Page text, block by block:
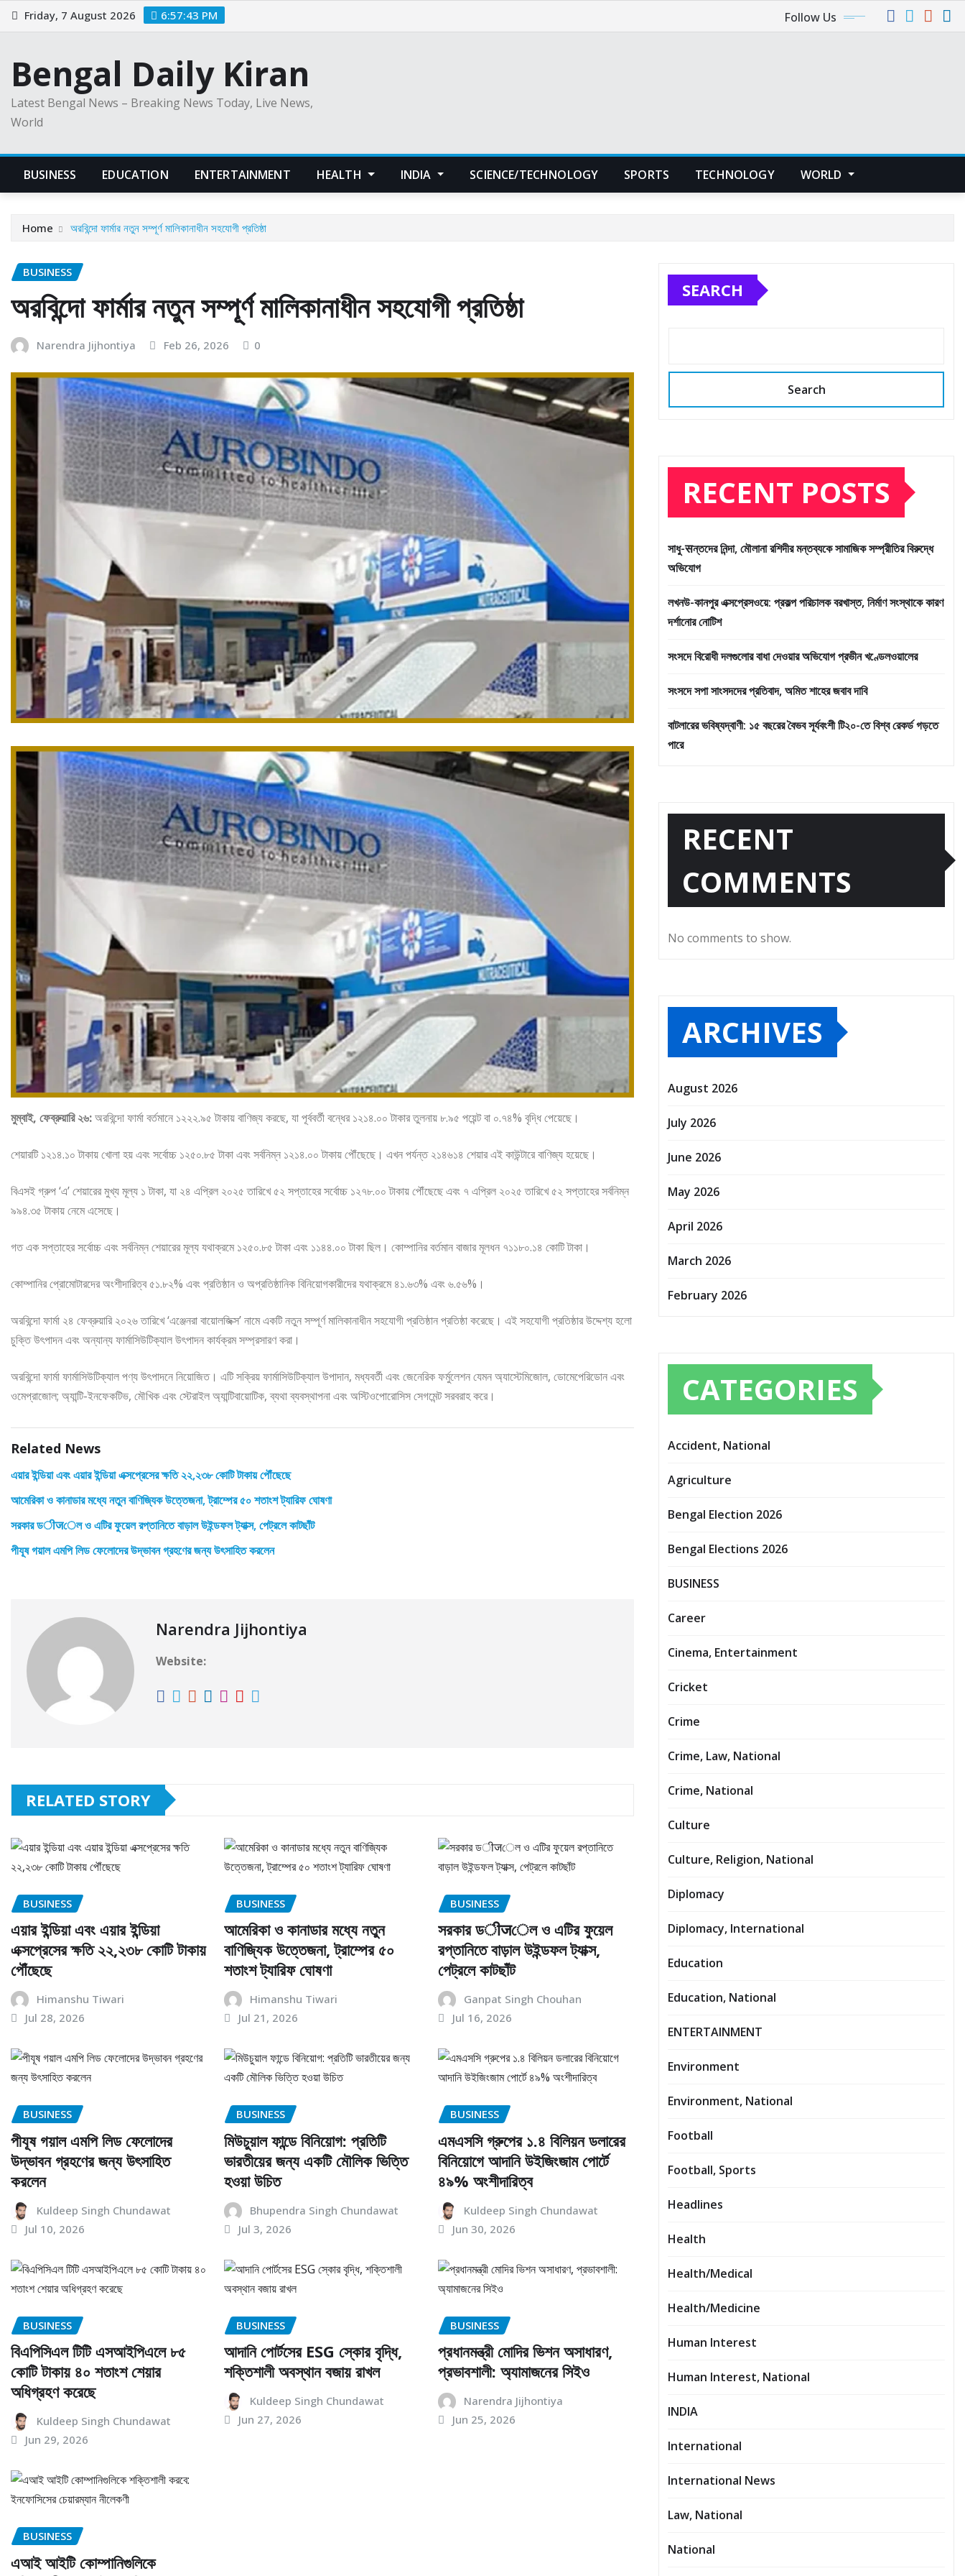
Skip
to
Friday, 7 August 2026 6:57:44 PM Follow Us
Bengal Daily Kiran
Latest Bengal News – Breaking News Today, Live News,
World
BUSINESS EDUCATION ENTERTAINMENT HEALTH INDIA SCIENCE/TECHNOLOGY SPORTS TECHNOLOGY WORLD
Home অরবিন্দো ফার্মার নতুন সম্পূর্ণ মালিকানাধীন সহযোগী প্রতিষ্ঠা
BUSINESS
অরবিন্দো ফার্মার নতুন সম্পূর্ণ মালিকানাধীন সহযোগী প্রতিষ্ঠা
Narendra Jijhontiya Feb 26, 2026 0
মুম্বাই, ফেব্রুয়ারি ২৬:অরবিন্দো ফার্মা বর্তমানে ১২২২.৯৫ টাকায় বাণিজ্য করছে, যা পূর্ববর্তী বন্ধের ১২১৪.০০ টাকার তুলনায় ৮.৯৫ পয়েন্ট বা ০.৭৪% বৃদ্ধি পেয়েছে।
শেয়ারটি ১২১৪.১০ টাকায় খোলা হয় এবং সর্বোচ্চ ১২৫০.৮৫ টাকা এবং সর্বনিম্ন ১২১৪.০০ টাকায় পৌঁছেছে। এখন পর্যন্ত ২১৪৬১৪ শেয়ার এই কাউন্টারে বাণিজ্য হয়েছে।
বিএসই গ্রুপ ‘এ’ শেয়ারের মুখ্য মূল্য ১ টাকা, যা ২৪ এপ্রিল ২০২৫ তারিখে ৫২ সপ্তাহের সর্বোচ্চ ১২৭৮.০০ টাকায় পৌঁছেছে এবং ৭ এপ্রিল ২০২৫ তারিখে ৫২ সপ্তাহের সর্বনিম্ন
৯৯৪.৩৫ টাকায় নেমে এসেছে।
গত এক সপ্তাহের সর্বোচ্চ এবং সর্বনিম্ন শেয়ারের মূল্য যথাক্রমে ১২৫০.৮৫ টাকা এবং ১১৪৪.০০ টাকা ছিল। কোম্পানির বর্তমান বাজার মূলধন ৭১১৮০.১৪ কোটি টাকা।
কোম্পানির প্রোমোটারদের অংশীদারিত্ব ৫১.৮২% এবং প্রতিষ্ঠান ও অপ্রতিষ্ঠানিক বিনিয়োগকারীদের যথাক্রমে ৪১.৬৩% এবং ৬.৫৬%।
অরবিন্দো ফার্মা ২৪ ফেব্রুয়ারি ২০২৬ তারিখে ‘এঞ্জেনরা বায়োলজিক্স’ নামে একটি নতুন সম্পূর্ণ মালিকানাধীন সহযোগী প্রতিষ্ঠান প্রতিষ্ঠা করেছে। এই সহযোগী প্রতিষ্ঠার উদ্দেশ্য হলো
চুক্তি উৎপাদন এবং অন্যান্য ফার্মাসিউটিক্যাল উৎপাদন কার্যক্রম সম্প্রসারণ করা।
অরবিন্দো ফার্মা ফার্মাসিউটিক্যাল পণ্য উৎপাদনে নিয়োজিত। এটি সক্রিয় ফার্মাসিউটিক্যাল উপাদান, মধ্যবর্তী এবং জেনেরিক ফর্মুলেশন যেমন অ্যাস্টেমিজোল, ডোমেপেরিডোন এবং
ওমেপ্রাজোল; অ্যান্টি-ইনফেকটিভ, মৌখিক এবং স্টেরাইল অ্যান্টিবায়োটিক, ব্যথা ব্যবস্থাপনা এবং অস্টিওপোরোসিস সেগমেন্ট সরবরাহ করে।
Related News
এয়ার ইন্ডিয়া এবং এয়ার ইন্ডিয়া এক্সপ্রেসের ক্ষতি ২২,২৩৮ কোটি টাকায় পৌঁছেছে
আমেরিকা ও কানাডার মধ্যে নতুন বাণিজ্যিক উত্তেজনা, ট্রাম্পের ৫০ শতাংশ ট্যারিফ ঘোষণা
সরকার ডीजেল ও এটির ফুয়েল রপ্তানিতে বাড়াল উইন্ডফল ট্যাক্স, পেট্রলে কাটছাঁট
পীযূষ গয়াল এমপি লিড ফেলোদের উদ্ভাবন গ্রহণের জন্য উৎসাহিত করলেন
Narendra Jijhontiya
Website:
RELATED STORY
BUSINESS
এয়ার ইন্ডিয়া এবং এয়ার ইন্ডিয়া
এক্সপ্রেসের ক্ষতি ২২,২৩৮ কোটি টাকায়
পৌঁছেছে
Himanshu Tiwari
Jul 28, 2026
BUSINESS
আমেরিকা ও কানাডার মধ্যে নতুন
বাণিজ্যিক উত্তেজনা, ট্রাম্পের ৫০
শতাংশ ট্যারিফ ঘোষণা
Himanshu Tiwari
Jul 21, 2026
BUSINESS
সরকার ডीजেল ও এটির ফুয়েল
রপ্তানিতে বাড়াল উইন্ডফল ট্যাক্স,
পেট্রলে কাটছাঁট
Ganpat Singh Chouhan
Jul 16, 2026
BUSINESS
পীযূষ গয়াল এমপি লিড ফেলোদের
উদ্ভাবন গ্রহণের জন্য উৎসাহিত
করলেন
Kuldeep Singh Chundawat
Jul 10, 2026
BUSINESS
মিউচুয়াল ফান্ডে বিনিয়োগ: প্রতিটি
ভারতীয়ের জন্য একটি মৌলিক ভিত্তি
হওয়া উচিত
Bhupendra Singh Chundawat
Jul 3, 2026
BUSINESS
এমএসসি গ্রুপের ১.৪ বিলিয়ন ডলারের
বিনিয়োগে আদানি উইজিংজাম পোর্টে
৪৯% অংশীদারিত্ব
Kuldeep Singh Chundawat
Jun 30, 2026
BUSINESS
বিএপিসিএল টিটি এসআইপিএলে ৮৫
কোটি টাকায় ৪০ শতাংশ শেয়ার
অধিগ্রহণ করেছে
Kuldeep Singh Chundawat
Jun 29, 2026
BUSINESS
আদানি পোর্টসের ESG স্কোর বৃদ্ধি,
শক্তিশালী অবস্থান বজায় রাখল
Kuldeep Singh Chundawat
Jun 27, 2026
BUSINESS
প্রধানমন্ত্রী মোদির ভিশন অসাধারণ,
প্রভাবশালী: অ্যামাজনের সিইও
Narendra Jijhontiya
Jun 25, 2026
BUSINESS
এআই আইটি কোম্পানিগুলিকে
SEARCH
Search
RECENT POSTS
সাধু-सন্তদের নিন্দা, মৌলানা রশিদীর মন্তব্যকে সামাজিক সম্প্রীতির বিরুদ্ধে
অভিযোগ
লখনউ-কানপুর এক্সপ্রেসওয়ে: প্রকল্প পরিচালক বরখাস্ত, নির্মাণ সংস্থাকে কারণ
দর্শানোর নোটিশ
সংসদে বিরোধী দলগুলোর বাধা দেওয়ার অভিযোগ প্রভীন খণ্ডেলওয়ালের
সংসদে সপা সাংসদদের প্রতিবাদ, অমিত শাহের জবাব দাবি
বাটলারের ভবিষ্যদ্বাণী: ১৫ বছরের বৈভব সূর্যবংশী টি২০-তে বিশ্ব রেকর্ড গড়তে
পারে
RECENT
COMMENTS
No comments to show.
ARCHIVES
August 2026
July 2026
June 2026
May 2026
April 2026
March 2026
February 2026
CATEGORIES
Accident, National
Agriculture
Bengal Election 2026
Bengal Elections 2026
BUSINESS
Career
Cinema, Entertainment
Cricket
Crime
Crime, Law, National
Crime, National
Culture
Culture, Religion, National
Diplomacy
Diplomacy, International
Education
Education, National
ENTERTAINMENT
Environment
Environment, National
Football
Football, Sports
Headlines
Health
Health/Medical
Health/Medicine
Human Interest
Human Interest, National
INDIA
International
International News
Law, National
National